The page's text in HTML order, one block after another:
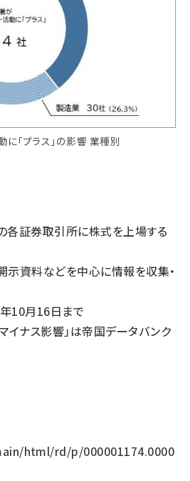
に「プラス」の影響 業種別
各証券取引所に株式を上場する
示資料などを中心に情報を収集・
年10月16日まで
イナス影響」は帝国データバンク
html/rd/p/000001174.0000